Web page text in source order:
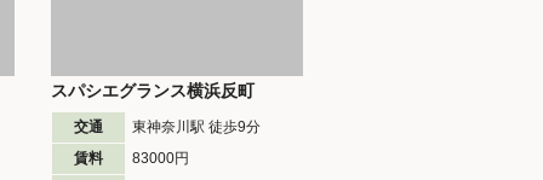
スパシエグランス横浜反町
交通 東神奈川駅 徒歩9分
賃料
83000円